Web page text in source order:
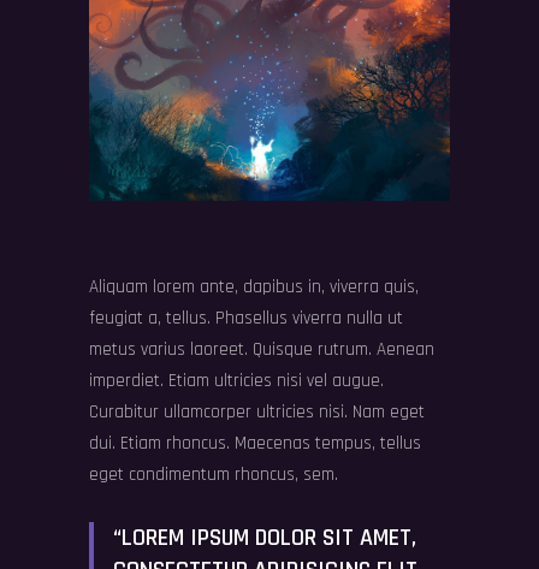
Aliquam lorem ante, dapibus in, viverra quis,
feugiat a, tellus. Phasellus viverra nulla ut
metus varius laoreet. Quisque rutrum. Aenean
imperdiet. Etiam ultricies nisi vel augue.
Curabitur ullamcorper ultricies nisi. Nam eget
dui. Etiam rhoncus. Maecenas tempus, tellus
eget condimentum rhoncus, sem.
“LOREM IPSUM DOLOR SIT AMET,